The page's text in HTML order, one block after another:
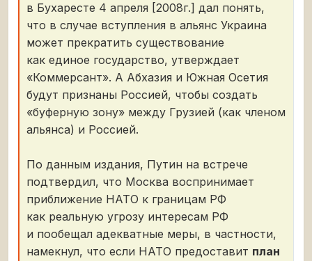
в Бухаресте 4 апреля [2008г.] дал понять,
что в случае вступления в альянс Украина
может прекратить существование
как единое государство, утверждает
«Коммерсант». А Абхазия и Южная Осетия
будут признаны Россией, чтобы создать
«буферную зону» между Грузией (как членом
альянса) и Россией.
По данным издания, Путин на встрече
подтвердил, что Москва воспринимает
приближение НАТО к границам РФ
как реальную угрозу интересам РФ
и пообещал адекватные меры, в частности,
намекнул, что если НАТО предоставит план